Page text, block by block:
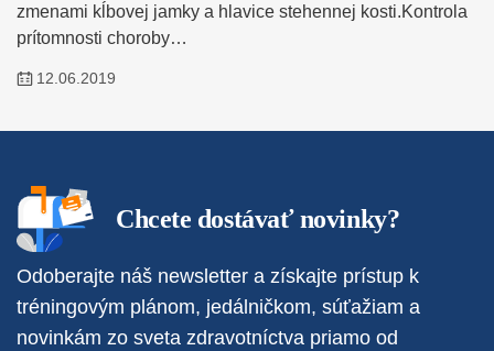
zmenami kĺbovej jamky a hlavice stehennej kosti.Kontrola
prítomnosti choroby…
12.06.2019
Chcete dostávať novinky?
Odoberajte náš newsletter a získajte prístup k
tréningovým plánom, jedálničkom, súťažiam a
novinkám zo sveta zdravotníctva priamo od